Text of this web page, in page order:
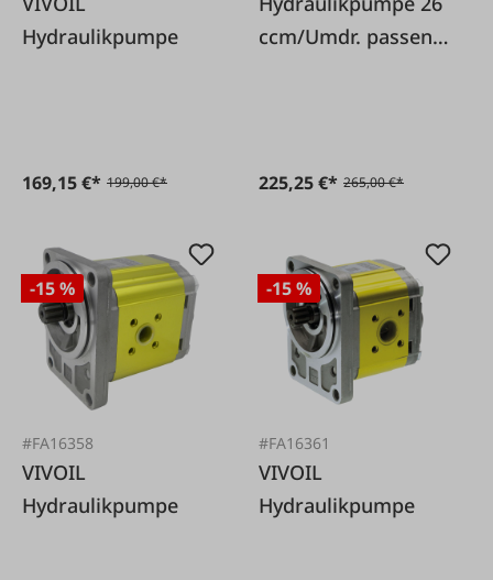
Hydraulikpumpe
169,15 €* 199,00 €*
ccm/Umdr. passend
225,25 €* 265,00 €*
-15 %
#FA16358
VIVOIL
Hydraulikpumpe
-15 %
#FA16361
VIVOIL
Hydraulikpumpe